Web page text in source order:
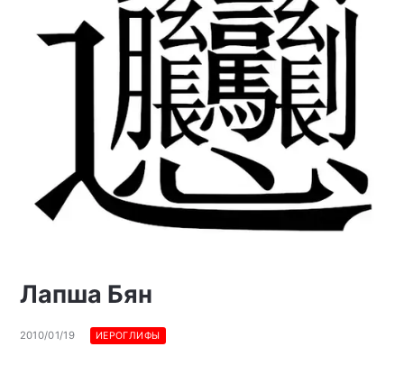
Лапша Бян
2010/01/19 ИЕРОГЛИФЫ